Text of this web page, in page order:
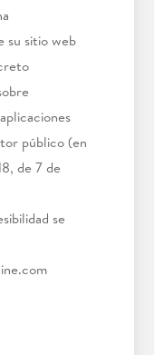
su sitio web
público (en
de 7 de
se